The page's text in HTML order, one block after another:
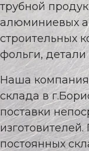
трубной
алюминиевых
строительных
фольги,
Наша
склада в
поставки
постоянных